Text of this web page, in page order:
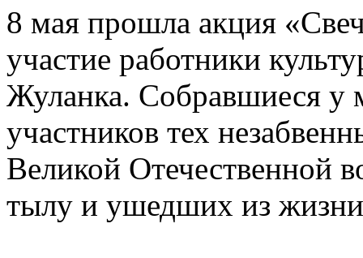
8 мая прошла акция
участие работники
Жуланка. Собравшиеся у
участников тех
Великой Отечественной
тылу и ушедших из жизни